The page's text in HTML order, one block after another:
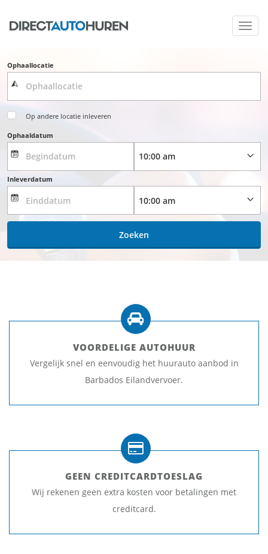
Ophaallocatie
Op andere locatie inleveren
Ophaaldatum
Inleverdatum
Zoeken
VOORDELIGE AUTOHUUR
Vergelijk snel en eenvoudig het huurauto aanbod in
Barbados Eilandvervoer.
GEEN CREDITCARDTOESLAG
Wij rekenen geen extra kosten voor betalingen met
creditcard.